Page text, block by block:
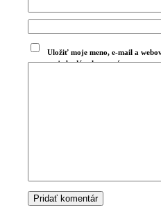
Uložiť moje meno, e-mail a
moje budúce komentáre.